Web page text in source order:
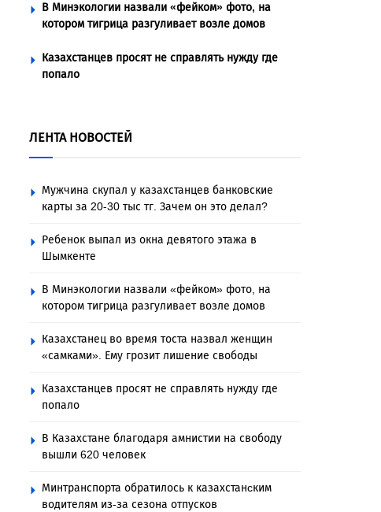
В Минэкологии назвали «фейком» фото, на
котором тигрица разгуливает возле домов
Казахстанцев просят не справлять нужду где
попало
ЛЕНТА НОВОСТЕЙ
Мужчина скупал у казахстанцев банковские
карты за 20-30 тыс тг. Зачем он это делал?
Ребенок выпал из окна девятого этажа в
Шымкенте
В Минэкологии назвали «фейком» фото, на
котором тигрица разгуливает возле домов
Казахстанец во время тоста назвал женщин
«самками». Ему грозит лишение свободы
Казахстанцев просят не справлять нужду где
попало
В Казахстане благодаря амнистии на свободу
вышли 620 человек
Минтранспорта обратилось к казахстанcким
водителям из-за сезона отпусков